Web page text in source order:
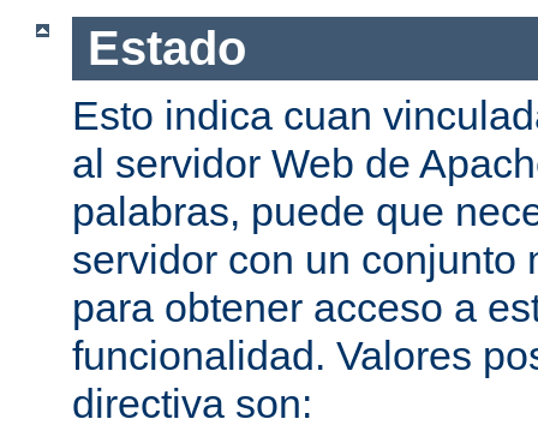
Estado
Esto indica cuan
al servidor Web de
palabras, puede que
servidor con un conjunto
para obtener acceso a
funcionalidad. Valores
directiva son: